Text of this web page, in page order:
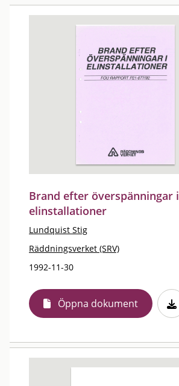
Brand efter överspänningar i
elinstallationer
Lundquist Stig
Räddningsverket (SRV)
1992-11-30
Öppna dokument